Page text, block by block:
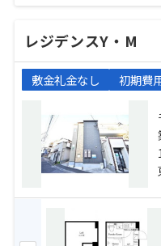
レジデンスY・M
敷金礼金なし 初期費